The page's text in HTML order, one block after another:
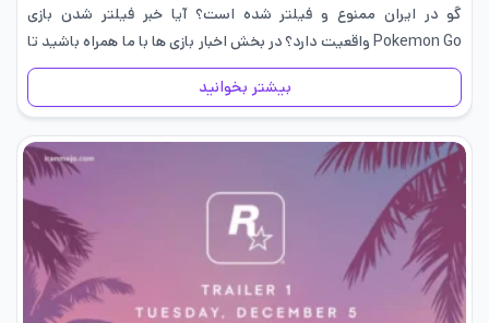
گو در ایران ممنوع و فیلتر شده است؟ آیا خبر فیلتر شدن بازی
Pokemon Go واقعیت دارد؟ در بخش اخبار بازی ها با ما همراه باشید تا
پاسخ…
بیشتر بخوانید